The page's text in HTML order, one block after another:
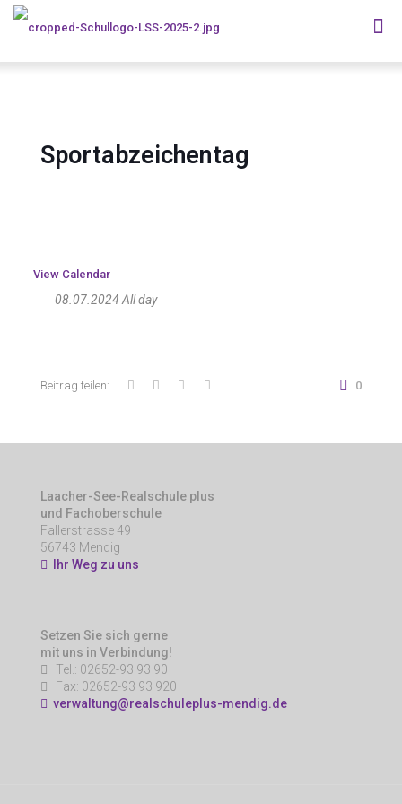
Sportabzeichentag
View Calendar
08.07.2024 All day
Beitrag teilen: 0
Laacher-See-Realschule plus
und Fachoberschule
Fallerstrasse 49
56743 Mendig
Ihr Weg zu uns
Setzen Sie sich gerne
mit uns in Verbindung!
Tel.: 02652-93 93 90
Fax: 02652-93 93 920
verwaltung@realschuleplus-mendig.de